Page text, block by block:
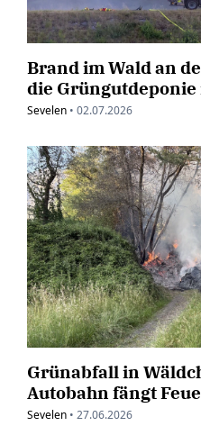
Brand im Wald an
die Grüngutdeponie
Sevelen • 02.07.2026
Grünabfall in
Autobahn fängt
Sevelen • 27.06.2026